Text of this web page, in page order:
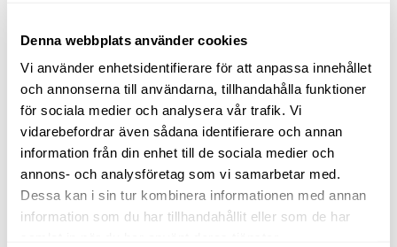
Denna webbplats använder cookies
Vi använder enhetsidentifierare för att anpassa innehållet
och annonserna till användarna, tillhandahålla funktioner
för sociala medier och analysera vår trafik. Vi
vidarebefordrar även sådana identifierare och annan
information från din enhet till de sociala medier och
annons- och analysföretag som vi samarbetar med.
Dessa kan i sin tur kombinera informationen med annan
information som du har tillhandahållit eller som de har
Flipper 666 HT- 2009. VP D3-160. Mycket fint skick.
260 gångtimmar totalt.
Detta är den perfekta båten för dig som vill kunna ge dig
ut i skitväder utan att bli blöt men också när det är
strålande sol utan att känna dig instängd. Sovmöjlighet
för två i fören. Möjlighet att montera upp bord i aktern.
Badbrygga bak med baddstege.
Båten har helt rätt motor, den är både bränslesnål och